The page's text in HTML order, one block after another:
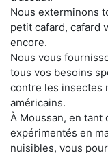
Nous exterminons
petit cafard, cafard
encore.
Nous vous
tous vos besoins
contre les insectes
américains.
À Moussan, en
expérimentés en
nuisibles, vous